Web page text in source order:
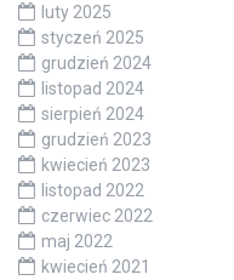
luty 2025
styczeń 2025
grudzień 2024
listopad 2024
sierpień 2024
grudzień 2023
kwiecień 2023
listopad 2022
czerwiec 2022
maj 2022
kwiecień 2021